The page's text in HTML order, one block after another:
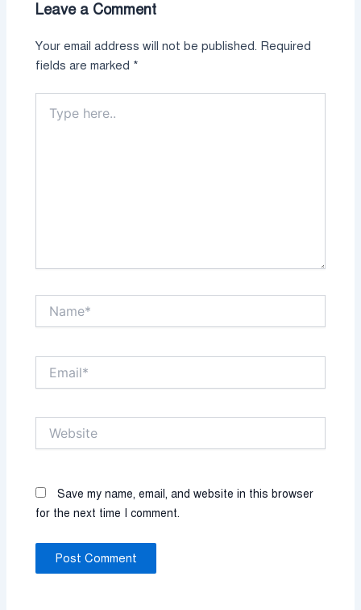
Leave a Comment
Your email address will not be published. Required
fields are marked *
here..
Save my name, email, and website in this browser
for the next time I comment.